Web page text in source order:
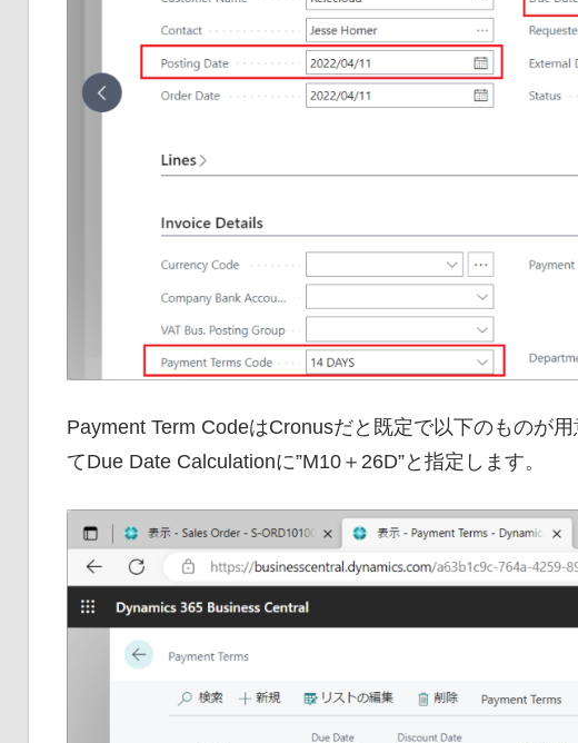
Payment Term CodeはCronusだと既定で以下のものが
てDue Date Calculationに”M10＋26D”と指定します。